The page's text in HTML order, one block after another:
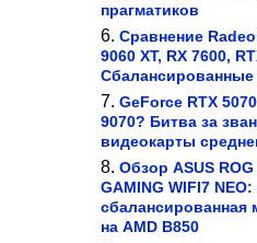
прагматиков
Сравнение
9060 XT, RX 7600,
Сбалансированные
GeForce RTX
9070? Битва за
видеокарты
Обзор ASUS ROG
GAMING WIFI7
сбалансированная
на AMD B850